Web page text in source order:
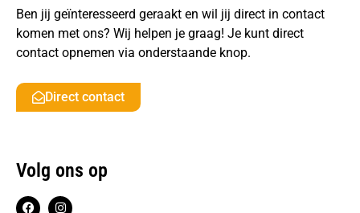
Ben jij geïnteresseerd geraakt en wil jij direct in contact
komen met ons? Wij helpen je graag! Je kunt direct
contact opnemen via onderstaande knop.
Direct contact
Volg ons op